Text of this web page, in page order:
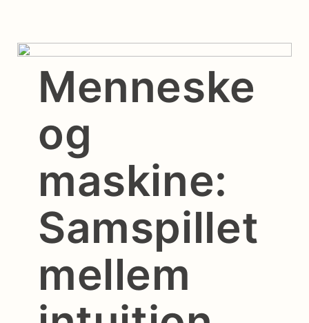
Menneske
og
maskine:
Samspillet
mellem